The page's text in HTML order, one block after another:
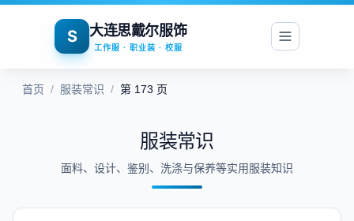
S 大连思戴尔服饰
工作服 · 职业装 · 校服
首页 / 服装常识 / 第 173 页
服装常识
面料、设计、鉴别、洗涤与保养等实用服装知识